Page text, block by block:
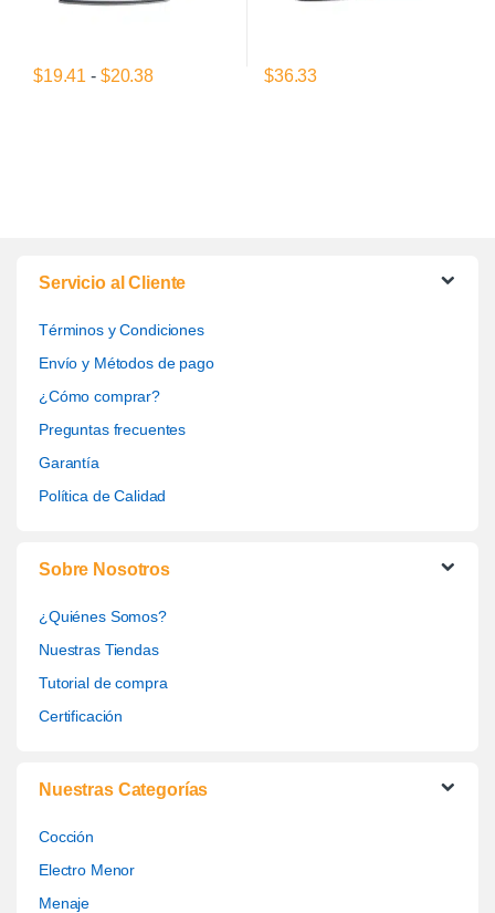
$19.41 - $20.38Rango de precios: desde $19.41 hasta
$36.33
Servicio al Cliente
Términos y Condiciones
Envío y Métodos de pago
¿Cómo comprar?
Preguntas frecuentes
Garantía
Política de Calidad
Sobre Nosotros
¿Quiénes Somos?
Nuestras Tiendas
Tutorial de compra
Certificación
Nuestras Categorías
Cocción
Electro Menor
Menaje